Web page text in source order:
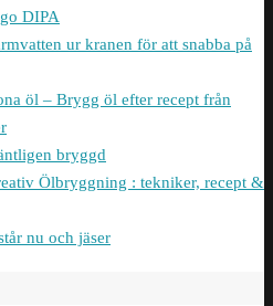
DIPA
ur kranen för att snabba på
öl – Brygg öl efter recept från
bryggd
Ölbryggning : tekniker, recept &
nu och jäser